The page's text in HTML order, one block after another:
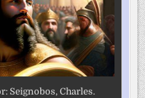
Seignobos, Charles.